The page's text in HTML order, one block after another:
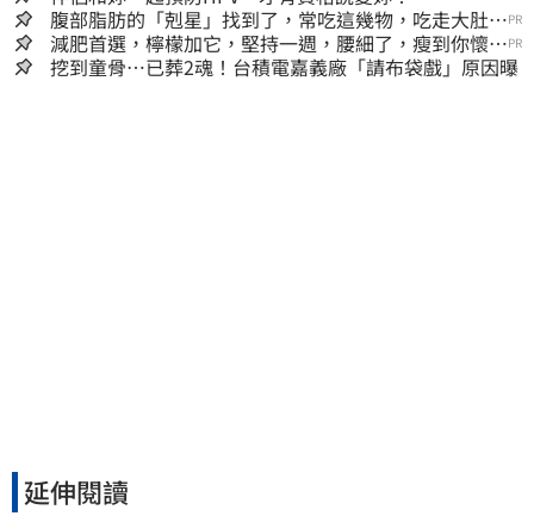
腹部脂肪的「剋星」找到了，常吃這幾物，吃走大肚
囊，瘦出小蠻腰
PR
減肥首選，檸檬加它，堅持一週，腰細了，瘦到你懷疑
人生
PR
挖到童骨…已葬2魂！台積電嘉義廠「請布袋戲」原因曝
延伸閱讀